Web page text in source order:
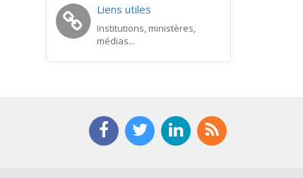
Liens utiles
Institutions, ministères,
médias...